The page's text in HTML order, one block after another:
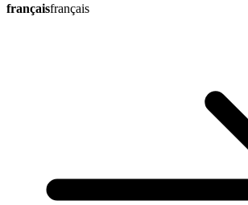
françaisfrançais